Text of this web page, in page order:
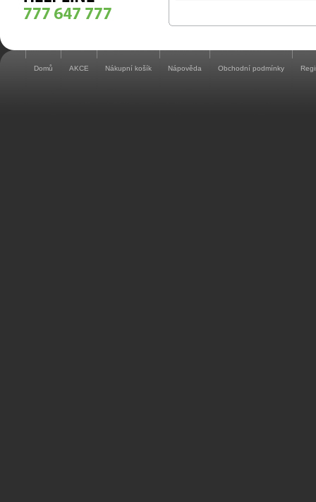
Domů AKCE Nákupní košík Nápověda Obchodní podmínky